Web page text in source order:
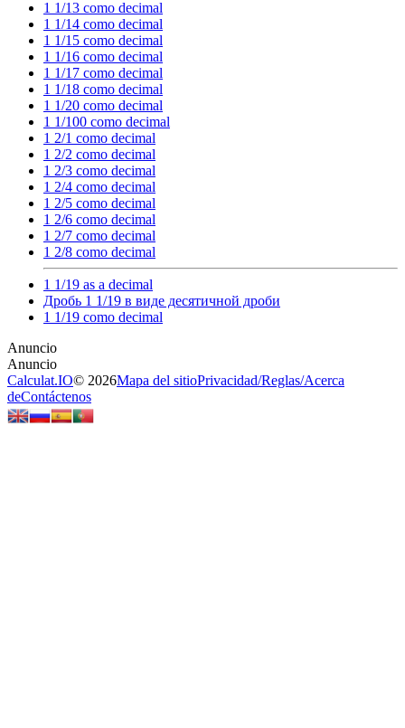
1 1/13 como decimal
1 1/14 como decimal
1 1/15 como decimal
1 1/16 como decimal
1 1/17 como decimal
1 1/18 como decimal
1 1/20 como decimal
1 1/100 como decimal
1 2/1 como decimal
1 2/2 como decimal
1 2/3 como decimal
1 2/4 como decimal
1 2/5 como decimal
1 2/6 como decimal
1 2/7 como decimal
1 2/8 como decimal
1 1/19 as a decimal
Дробь 1 1/19 в виде десятичной дроби
1 1/19 como decimal
Calculat.IO© 2026Mapa del sitioPrivacidad/Reglas/Acerca
deContáctenos